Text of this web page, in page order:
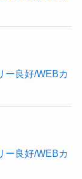
ー良好/WEBカ
ー良好/WEBカ